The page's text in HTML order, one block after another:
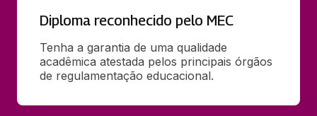
Diploma reconhecido pelo MEC
Tenha a garantia de uma qualidade
acadêmica atestada pelos principais órgãos
de regulamentação educacional.